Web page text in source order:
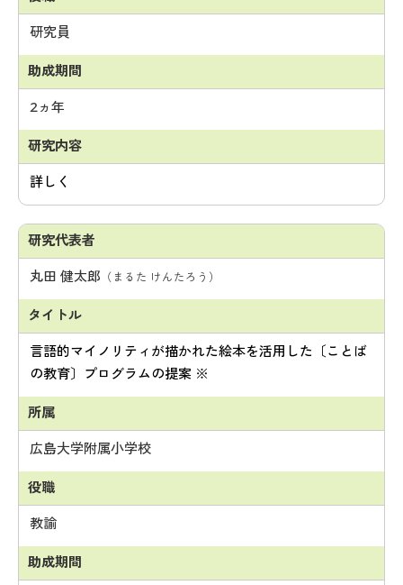
研究員
2ヵ年
詳しく
丸田 健太郎 （まるた けんたろう）
言語的マイノリティが描かれた絵本を活用した〔ことば
の教育〕プログラムの提案 ※
広島大学附属小学校
教諭